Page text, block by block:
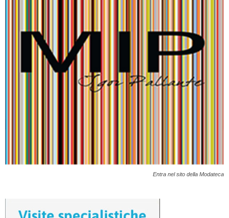
Entra nel sito della Modateca